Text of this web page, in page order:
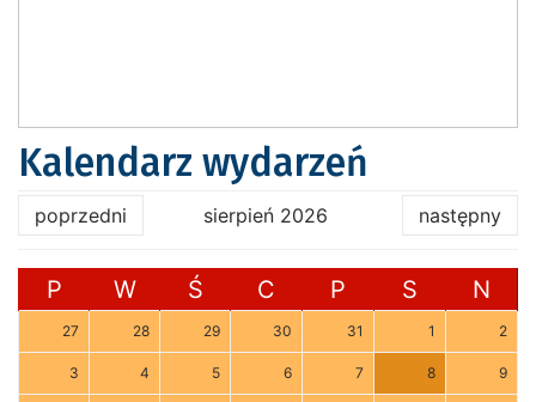
Kalendarz wydarzeń
poprzedni sierpień 2026 następny
P W Ś C P S N
27 28 29 30 31 1 2
3 4 5 6 7 8 9